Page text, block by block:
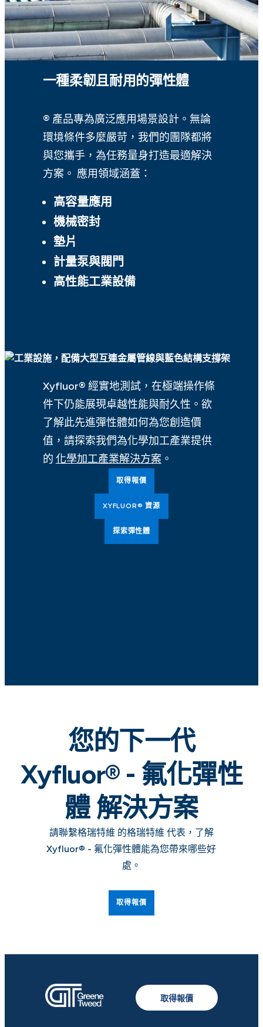
一種柔韌且耐用的彈性體
® 產品專為廣泛應用場景設計。無論
環境條件多麼嚴苛，我們的團隊都將
與您攜手，為任務量身打造最適解決
方案。 應用領域涵蓋：
高容量應用
機械密封
墊片
計量泵與閥門
高性能工業設備
Xyfluor® 經實地測試，在極端操作條
件下仍能展現卓越性能與耐久性。欲
了解此先進彈性體如何為您創造價
值，請探索我們為化學加工產業提供
的 化學加工產業解決方案 。
取得報價
XYFLUOR® 資源
探索彈性體
您的下一代
Xyfluor® - 氟化彈性
體 解決方案
請聯繫格瑞特維 的格瑞特維 代表，了解
Xyfluor® - 氟化彈性體能為您帶來哪些好
處。
取得報價
取得報價